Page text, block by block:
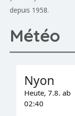
depuis 1958.
Météo